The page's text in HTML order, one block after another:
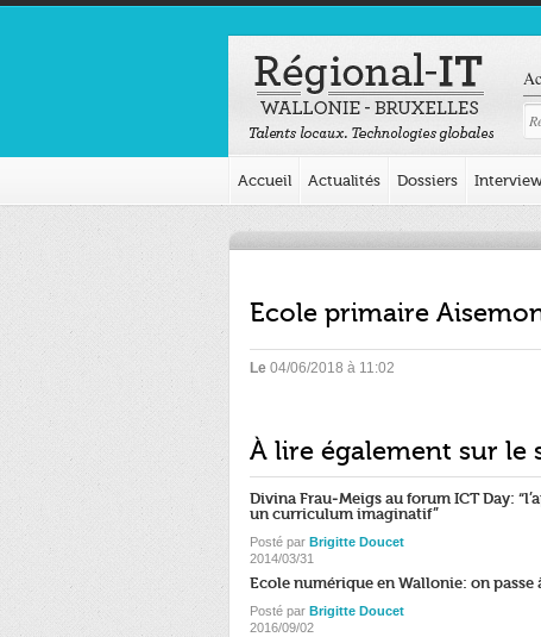
Accueil Actualités Dossiers
Ecole primaire
Le 04/06/2018 à 11:02
À lire également sur le
Divina Frau-Meigs au forum ICT Day:
un curriculum imaginatif”
Posté par Brigitte Doucet
2014/03/31
Ecole numérique en Wallonie: on passe
Posté par Brigitte Doucet
2016/09/02